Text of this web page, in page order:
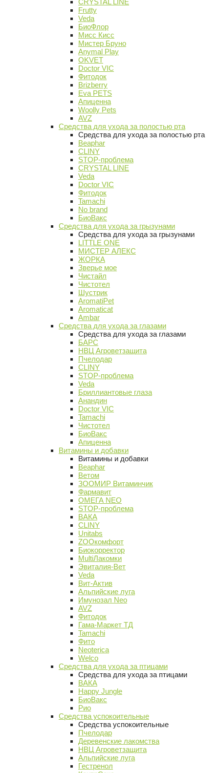
CRYSTAL LINE
Frutty
Veda
БиоФлор
Мисс Кисс
Мистер Бруно
Anymal Play
OKVET
Doctor VIC
Фитодок
Brizberry
Eva PETS
Апиценна
Woolly Pets
AVZ
Средства для ухода за полостью рта
Средства для ухода за полостью рта
Beaphar
CLINY
STOP-проблема
CRYSTAL LINE
Veda
Doctor VIC
Фитодок
Tamachi
No brand
БиоВакс
Средства для ухода за грызунами
Средства для ухода за грызунами
LITTLE ONE
МИСТЕР АЛЕКС
ЖОРКА
Зверье мое
Чистайл
Чистотел
Шустрик
AromatiPet
Aromaticat
Ambar
Средства для ухода за глазами
Средства для ухода за глазами
БАРС
НВЦ Агроветзащита
Пчелодар
CLINY
STOP-проблема
Veda
Бриллиантовые глаза
Анандин
Doctor VIC
Tamachi
Чистотел
БиоВакс
Апиценна
Витамины и добавки
Витамины и добавки
Beaphar
Ветом
ЗООМИР Витаминчик
Фармавит
ОМЕГА NEO
STOP-проблема
ВАКА
CLINY
Unitabs
ZOOкомфорт
Биокорректор
MultiЛакомки
Эвиталия-Вет
Veda
Вит-Актив
Альпийские луга
Имунозал Neo
AVZ
Фитодок
Гама-Маркет ТД
Tamachi
Фито
Neoterica
Welco
Средства для ухода за птицами
Средства для ухода за птицами
ВАКА
Happy Jungle
БиоВакс
Рио
Средства успокоительные
Средства успокоительные
Пчелодар
Деревенские лакомства
НВЦ Агроветзащита
Альпийские луга
Гестренол